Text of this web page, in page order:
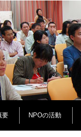
要 NPOの活動